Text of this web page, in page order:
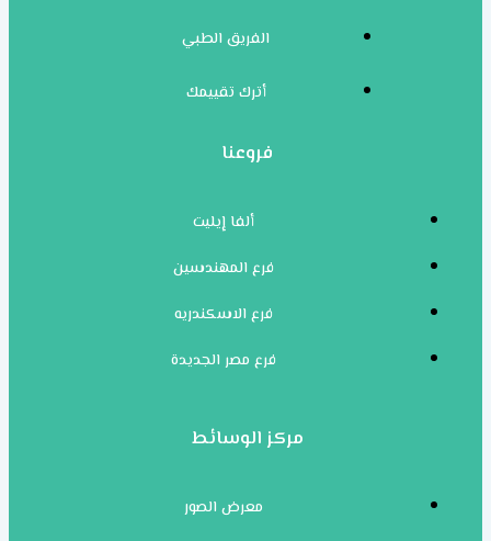
الفريق الطبي
أترك تقييمك
فروعنا
ألفا إيليت
فرع المهندسين
فرع الاسكندريه
فرع مصر الجديدة
مركز الوسائط
معرض الصور